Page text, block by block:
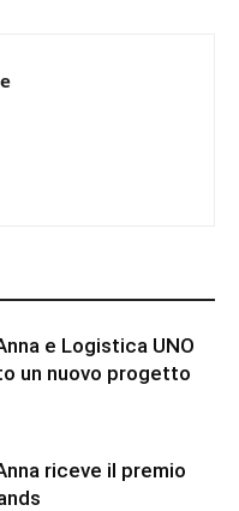
e Logistica UNO
un nuovo progetto
riceve il premio